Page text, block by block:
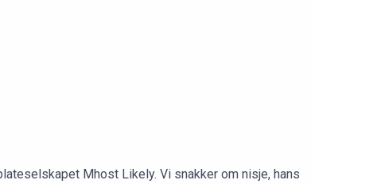
Mhost Likely. Vi snakker om nisje, hans